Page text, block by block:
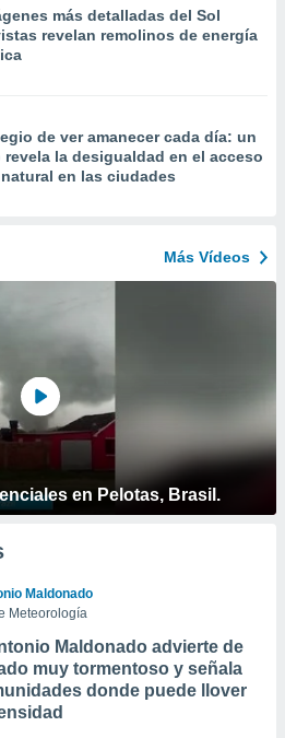
más detalladas del Sol
revelan remolinos de energía
de ver amanecer cada día: un
la desigualdad en el acceso
en las ciudades
Más Vídeos
en Pelotas, Brasil.
Maldonado
Meteorología
Maldonado advierte de
muy tormentoso y señala
donde puede llover